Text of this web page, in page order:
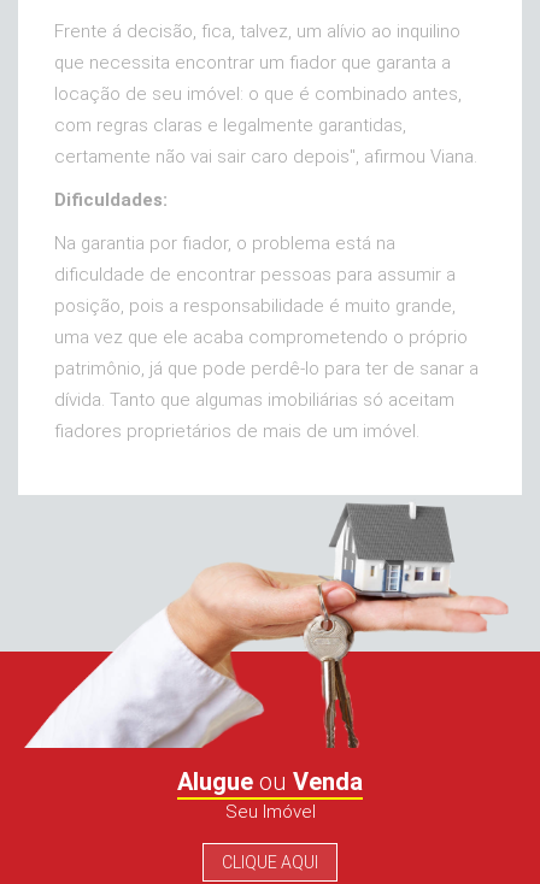
Frente á decisão, fica, talvez, um alívio ao inquilino
que necessita encontrar um fiador que garanta a
locação de seu imóvel: o que é combinado antes,
com regras claras e legalmente garantidas,
certamente não vai sair caro depois", afirmou Viana.
Dificuldades:
Na garantia por fiador, o problema está na
dificuldade de encontrar pessoas para assumir a
posição, pois a responsabilidade é muito grande,
uma vez que ele acaba comprometendo o próprio
patrimônio, já que pode perdê-lo para ter de sanar a
dívida. Tanto que algumas imobiliárias só aceitam
fiadores proprietários de mais de um imóvel.
Alugue ou Venda
Seu Imóvel
CLIQUE AQUI